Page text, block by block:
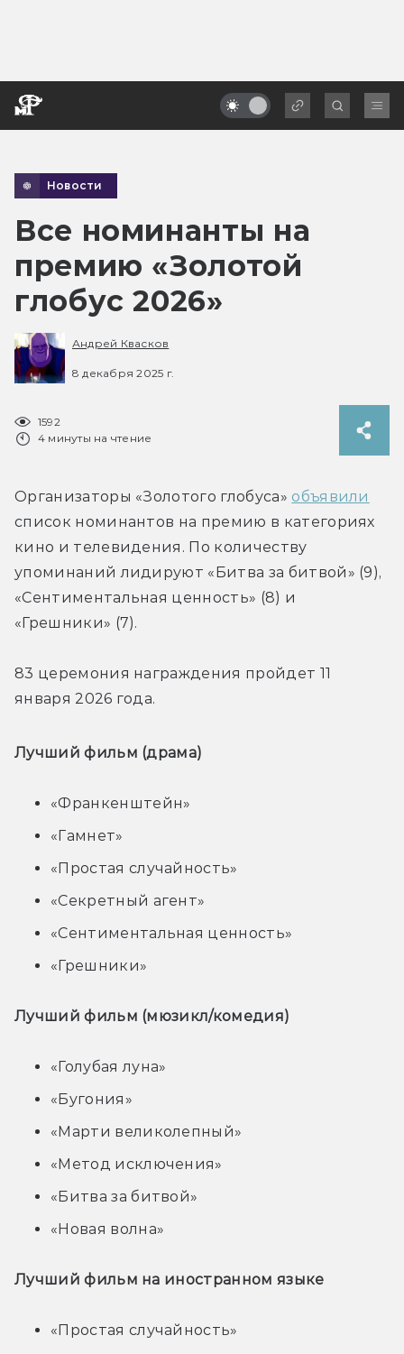
Новости
Все номинанты на
премию «Золотой
глобус 2026»
Андрей Квасков
8 декабря 2025 г.
1592
4 минуты на чтение
Организаторы «Золотого глобуса» объявили
список номинантов на премию в категориях
кино и телевидения. По количеству
упоминаний лидируют «Битва за битвой» (9),
«Сентиментальная ценность» (8) и
«Грешники» (7).
83 церемония награждения пройдет 11
Лучший фильм (драма)
«Франкенштейн»
«Гамнет»
«Простая случайность»
«Секретный агент»
«Сентиментальная ценность»
«Грешники»
Лучший фильм (мюзикл/комедия)
«Голубая луна»
«Бугония»
«Марти великолепный»
«Метод исключения»
«Битва за битвой»
«Новая волна»
Лучший фильм на иностранном языке
«Простая случайность»